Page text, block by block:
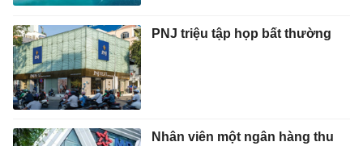
PNJ triệu tập họp bất thường
Nhân viên một ngân hàng thu